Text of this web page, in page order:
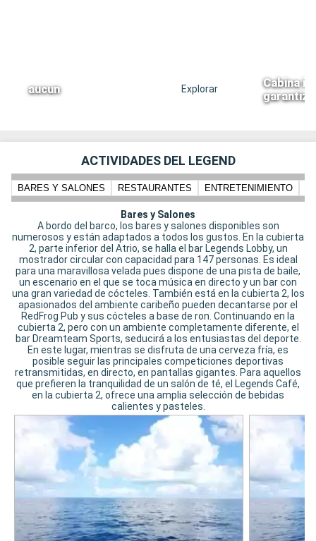
aucun Explorar
Cabina
ACTIVIDADES DEL LEGEND
BARES Y SALONES RESTAURANTES ENTRETENIMIENTO
Bares y Salones
A bordo del barco, los bares y salones disponibles son
numerosos y están adaptados a todos los gustos. En la cubierta
2, parte inferior del Atrio, se halla el bar Legends Lobby, un
mostrador circular con capacidad para 147 personas. Es ideal
para una maravillosa velada pues dispone de una pista de baile,
un escenario en el que se toca música en directo y un bar con
una gran variedad de cócteles. También está en la cubierta 2, los
apasionados del ambiente caribeño pueden decantarse por el
RedFrog Pub y sus cócteles a base de ron. Continuando en la
cubierta 2, pero con un ambiente completamente diferente, el
bar Dreamteam Sports, seducirá a los entusiastas del deporte.
En este lugar, mientras se disfruta de una cerveza fría, es
posible seguir las principales competiciones deportivas
retransmitidas, en directo, en pantallas gigantes. Para aquellos
que prefieren la tranquilidad de un salón de té, el Legends Café,
en la cubierta 2, ofrece una amplia selección de bebidas
calientes y pasteles.